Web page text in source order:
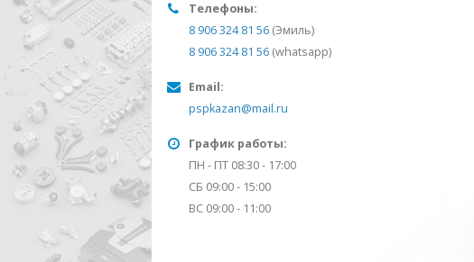
Телефоны:
8 906 324 81 56 (Эмиль)
8 906 324 81 56 (whatsapp)
Email:
pspkazan@mail.ru
График работы:
ПН - ПТ 08:30 - 17:00
СБ 09:00 - 15:00
ВС 09:00 - 11:00